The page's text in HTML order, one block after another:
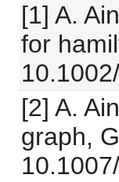
[1] A.
for
[2] A.
graph,